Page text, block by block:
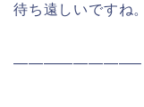
待ち遠しいですね。
————————–